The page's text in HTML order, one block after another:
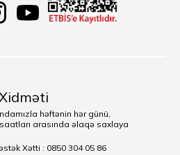
həftənin hər günü,
arasında əlaqə saxlaya
Xətti : 0850 304 05 86